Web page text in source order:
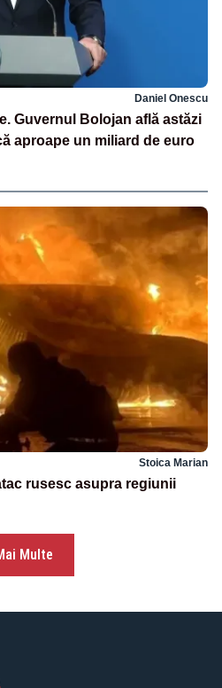
Daniel Onescu
Guvernul Bolojan află astăzi
aproape un miliard de euro
Stoica Marian
rusesc asupra regiunii
Multe